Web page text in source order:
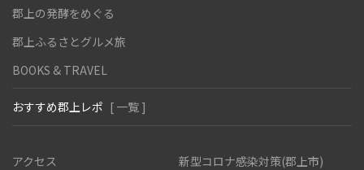
郡上の発酵をめぐる
郡上ふるさとグルメ旅
BOOKS & TRAVEL
おすすめ郡上レポ [ 一覧 ]
アクセス 新型コロナ感染対策(郡上市)